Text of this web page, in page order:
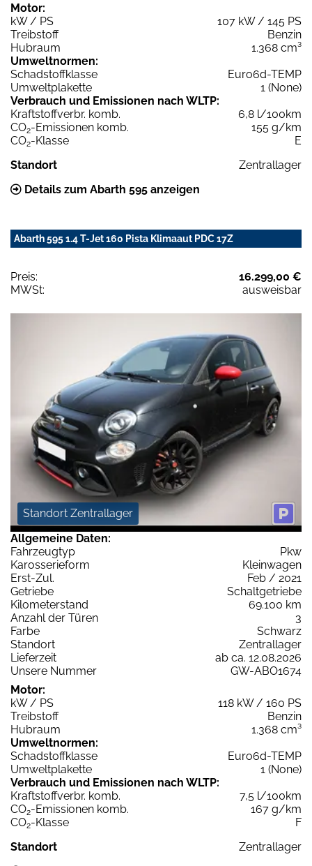
Motor:
kW / PS
107 kW / 145 PS
Treibstoff
Benzin
Hubraum
1.368 cm³
Umweltnormen:
Schadstoffklasse
Euro6d-TEMP
Umweltplakette
1 (None)
Verbrauch und Emissionen nach WLTP:
Kraftstoffverbr. komb.
6,8 l/100km
CO2-Emissionen komb.
155 g/km
CO2-Klasse
E
Standort
Zentrallager
Details zum Abarth 595 anzeigen
Abarth 595 1.4 T-Jet 160 Pista Klimaaut PDC 17Z
Preis:
16.299,00 €
MWSt:
ausweisbar
Standort Zentrallager
Allgemeine Daten:
Fahrzeugtyp
Pkw
Karosserieform
Kleinwagen
Erst-Zul.
Feb / 2021
Getriebe
Schaltgetriebe
Kilometerstand
69.100 km
Anzahl der Türen
3
Farbe
Schwarz
Standort
Zentrallager
Lieferzeit
ab ca. 12.08.2026
Unsere Nummer
GW-ABO1674
Motor:
kW / PS
118 kW / 160 PS
Treibstoff
Benzin
Hubraum
1.368 cm³
Umweltnormen:
Schadstoffklasse
Euro6d-TEMP
Umweltplakette
1 (None)
Verbrauch und Emissionen nach WLTP:
Kraftstoffverbr. komb.
7,5 l/100km
CO2-Emissionen komb.
167 g/km
CO2-Klasse
F
Standort
Zentrallager